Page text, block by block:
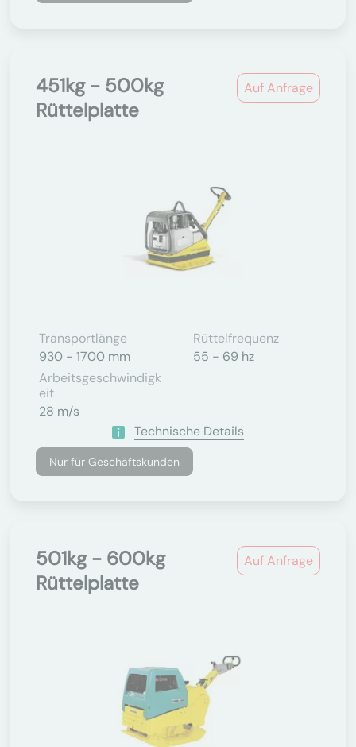
Auf Anfrage
451kg - 500kg
Rüttelplatte
Transportlänge
930 - 1700 mm
Rüttelfrequenz
55 - 69 hz
Arbeitsgeschwindigk
Eit
28 m/s
Technische Details
Nur für Geschäftskunden
Auf Anfrage
501kg - 600kg
Rüttelplatte